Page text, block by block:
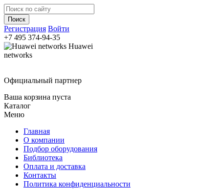
Регистрация Войти
+7 495 374-94-35
Huawei
networks
Официальный партнер
Ваша корзина пуста
Каталог
Меню
Главная
О компании
Подбор оборудования
Библиотека
Оплата и доставка
Контакты
Политика конфиденциальности